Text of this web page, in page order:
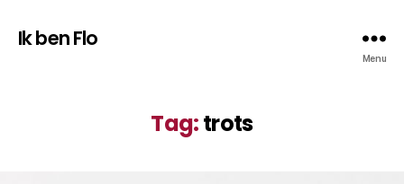
Ik ben Flo
Menu
Tag:trots